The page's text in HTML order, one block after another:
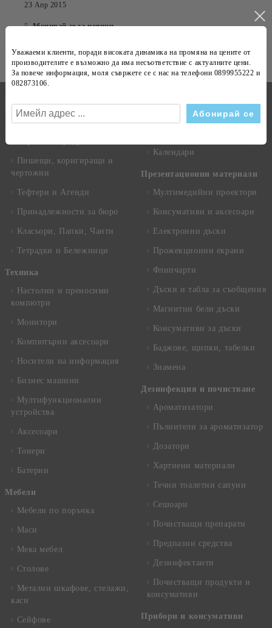
23 Апр 2015
Абонирай се за новини
Канцеларски материали
Копирна хартия
Пишещи, коригиращи и
чертожни
Тефтери и Агенди
Принадлежности за бюро
Класьори, Папки, Чанти
Тетрадки и Бележници
Техника
Настолни и преносими
компютри
Монитори
Компютърни аксесоари
Носители на информация
Бизнес машини
Мултифункционални
устройства
Аксесоари
Тонери
Батерии
Mебели
Мебели по поръчка
Маси
Мека мебел
Столове
Метални шкафове, стелажи,
каси
Сейфове
Календари
Презентационни материали
Мултимедийни проектори
Консумативи и аксесоари
Електронни дъски
Прожекционни екрани
Флипчарти
Дъски и табла за съобщения
Магнитни бели дъски
Консумативи за дъски
Баджове, щипки, табелки
Знамена
Дезинфекция и почистване
Ароматизатори
Пълнители за ароматизатор
Дозатори
Хартиени материали
Течни тоалетни сапуни
Сешоари
Почистващи препарати
Предпазни средства
Дезинфектанти
Почистващи продукти и
консумативи
Прибори и консумативи
Уважаеми клиенти, поради високата динамика на промяна на цените от
производителите е възможно да има несъответствие с актуалните цени.
За повече информация, моля съвржете се с нас на телефони 0899955222 и
082873106.